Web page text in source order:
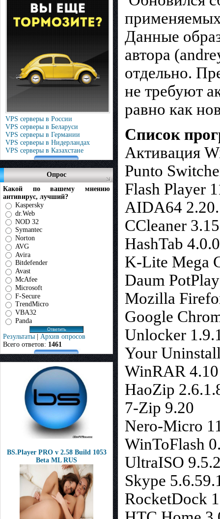
VPS серверы в России
VPS серверы в Беларуси
VPS серверы в Германии
VPS серверы в Нидерландах
VPS серверы в Казахстане
Опрос
Какой по вашему мнению
антивирус, лучший?
Kaspersky
dr.Web
NOD 32
Symantec
Norton
AVG
Avira
Bitdefender
Avast
McAfee
Microsoft
F-Secure
TrendMicro
VBA32
Panda
Результаты | Архив опросов
Всего ответов: 1461
BS.Player PRO v 2.58 Build 1053
Beta ML RUS
Данные
автора
отдельно.
не требуют
равно как
Список
Активация
Punto
Flash Player
AIDA64
CCleaner
HashTab
K-Lite Mega
Daum
Mozilla
Google
Unlocker
Your
WinRAR 4.10
HaoZip
7-Zip 9.20
Nero-Micro
WinToFlash
UltraISO
Skype
RocketDock